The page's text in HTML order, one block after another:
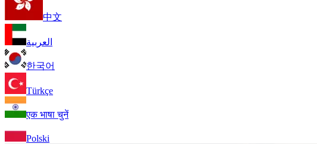
中文
العربية
한국어
Türkçe
एक भाषा चुनें
Polski